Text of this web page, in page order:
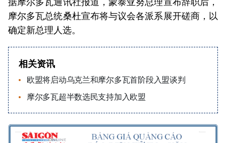
摩尔多瓦总统桑杜宣布将与议会各派系展开磋商，以
确定新总理人选。
相关资讯
欧盟将启动乌克兰和摩尔多瓦首阶段入盟谈判
摩尔多瓦超半数选民支持加入欧盟